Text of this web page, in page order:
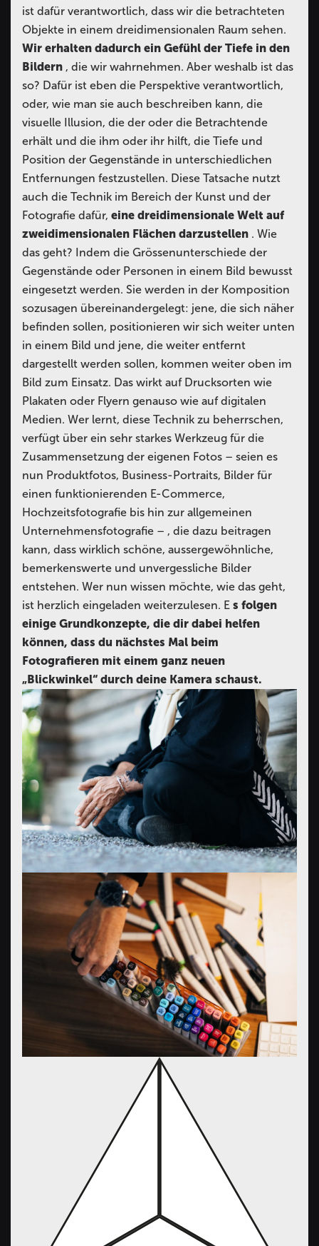
ist dafür verantwortlich, dass wir die betrachteten
Objekte in einem dreidimensionalen Raum sehen.
Wir erhalten dadurch ein Gefühl der Tiefe in den
Bildern , die wir wahrnehmen. Aber weshalb ist das
so? Dafür ist eben die Perspektive verantwortlich,
oder, wie man sie auch beschreiben kann, die
visuelle Illusion, die der oder die Betrachtende
erhält und die ihm oder ihr hilft, die Tiefe und
Position der Gegenstände in unterschiedlichen
Entfernungen festzustellen. Diese Tatsache nutzt
auch die Technik im Bereich der Kunst und der
Fotografie dafür, eine dreidimensionale Welt auf
zweidimensionalen Flächen darzustellen . Wie
das geht? Indem die Grössenunterschiede der
Gegenstände oder Personen in einem Bild bewusst
eingesetzt werden. Sie werden in der Komposition
sozusagen übereinandergelegt: jene, die sich näher
befinden sollen, positionieren wir sich weiter unten
in einem Bild und jene, die weiter entfernt
dargestellt werden sollen, kommen weiter oben im
Bild zum Einsatz. Das wirkt auf Drucksorten wie
Plakaten oder Flyern genauso wie auf digitalen
Medien. Wer lernt, diese Technik zu beherrschen,
verfügt über ein sehr starkes Werkzeug für die
Zusammensetzung der eigenen Fotos – seien es
nun Produktfotos, Business-Portraits, Bilder für
einen funktionierenden E-Commerce,
Hochzeitsfotografie bis hin zur allgemeinen
Unternehmensfotografie – , die dazu beitragen
kann, dass wirklich schöne, aussergewöhnliche,
bemerkenswerte und unvergessliche Bilder
entstehen. Wer nun wissen möchte, wie das geht,
ist herzlich eingeladen weiterzulesen. E s folgen
einige Grundkonzepte, die dir dabei helfen
können, dass du nächstes Mal beim
Fotografieren mit einem ganz neuen
„Blickwinkel“ durch deine Kamera schaust.